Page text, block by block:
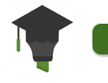
Passer
contenu